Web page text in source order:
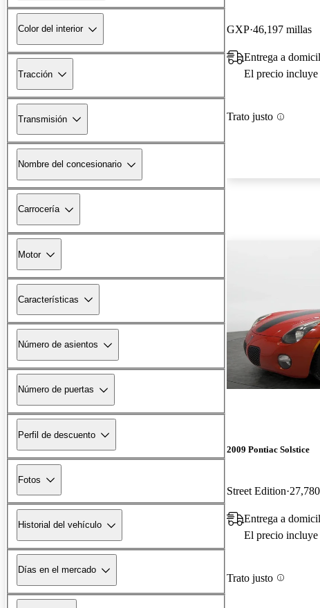
Color del interior
Tracción
Transmisión
Nombre del concesionario
Carrocería
Motor
Características
Número de asientos
Número de puertas
Perfil de descuento
Fotos
Historial del vehículo
Días en el mercado
GXP 46,197 millas
Entrega a
El precio
Trato justo
2009 Pontiac Solstice
Street Edition
Entrega a
El precio
Trato justo